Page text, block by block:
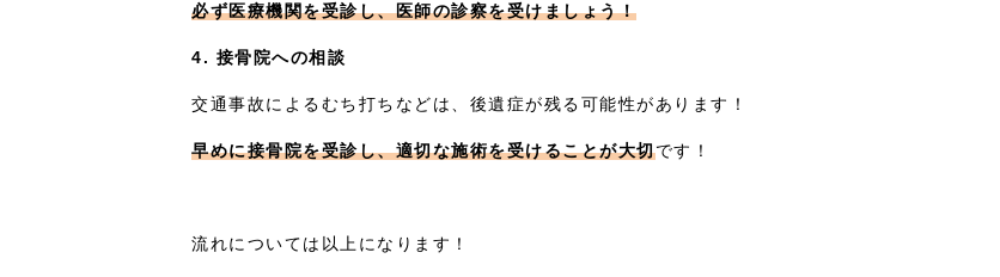
必ず医療機関を受診し、医師の診察を受けましょう！
4. 接骨院への相談
交通事故によるむち打ちなどは、後遺症が残る可能性があります！
早めに接骨院を受診し、適切な施術を受けることが大切です！
流れについては以上になります！